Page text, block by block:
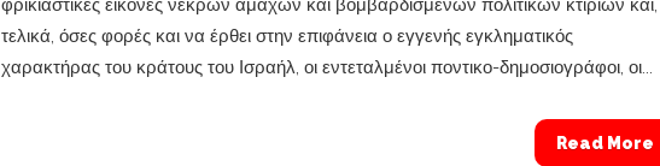
φρικιαστικές εικόνες νεκρών αμάχων και βομβαρδισμένων πολιτικών κτιρίων και,
τελικά, όσες φορές και να έρθει στην επιφάνεια ο εγγενής εγκληματικός
χαρακτήρας του κράτους του Ισραήλ, οι εντεταλμένοι ποντικο-δημοσιογράφοι, οι...
Read More